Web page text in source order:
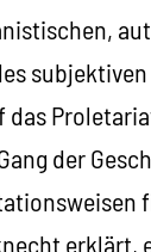
das
der
erklärt,